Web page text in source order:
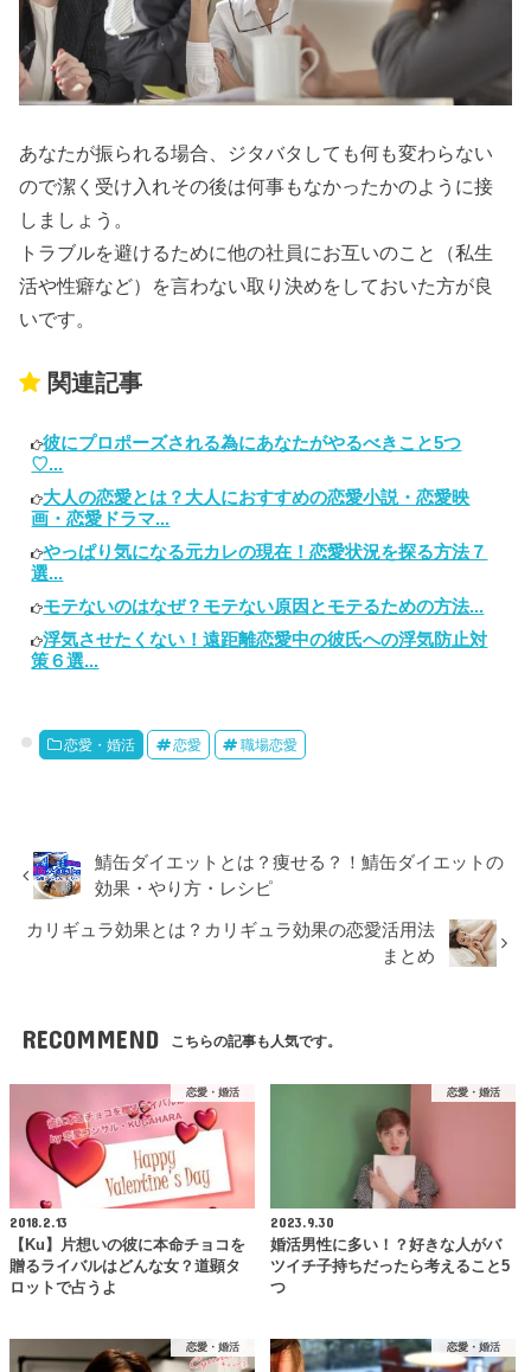
あなたが振られる場合、ジタバタしても何も変わらない
ので潔く受け入れその後は何事もなかったかのように接
しましょう。
トラブルを避けるために他の社員にお互いのこと（私生
活や性癖など）を言わない取り決めをしておいた方が良
いです。
関連記事
彼にプロポーズされる為にあなたがやるべきこと5つ
♡...
大人の恋愛とは？大人におすすめの恋愛小説・恋愛映
画・恋愛ドラマ...
やっぱり気になる元カレの現在！恋愛状況を探る方法７
選...
モテないのはなぜ？モテない原因とモテるための方法...
浮気させたくない！遠距離恋愛中の彼氏への浮気防止対
策６選...
恋愛・婚活 恋愛 職場恋愛
鯖缶ダイエットとは？痩せる？！鯖缶ダイエットの
効果・やり方・レシピ
カリギュラ効果とは？カリギュラ効果の恋愛活用法
まとめ
RECOMMEND こちらの記事も人気です。
恋愛・婚活
2018.2.13
【Ku】片想いの彼に本命チョコを
贈るライバルはどんな女？道顕タ
ロットで占うよ
恋愛・婚活
2023.9.30
婚活男性に多い！？好きな人がバ
ツイチ子持ちだったら考えること5
つ
恋愛・婚活 恋愛・婚活